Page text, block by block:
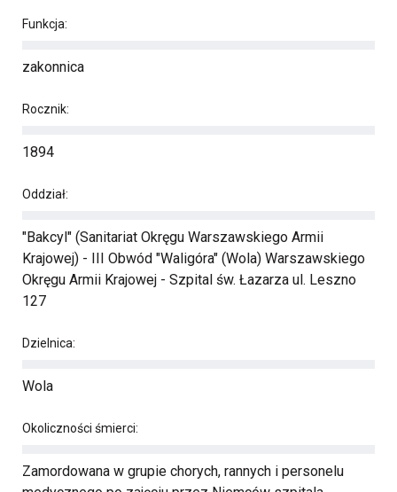
Funkcja:
zakonnica
Rocznik:
1894
Oddział:
"Bakcyl" (Sanitariat Okręgu Warszawskiego Armii
Krajowej) - III Obwód "Waligóra" (Wola) Warszawskiego
Okręgu Armii Krajowej - Szpital św. Łazarza ul. Leszno
127
Dzielnica:
Wola
Okoliczności śmierci:
Zamordowana w grupie chorych, rannych i personelu